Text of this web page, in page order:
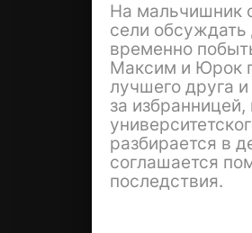
На мальчишник
сели
временно
Максим и Юрок
лучшего друга
за
разбирается в
соглашается
последствия.